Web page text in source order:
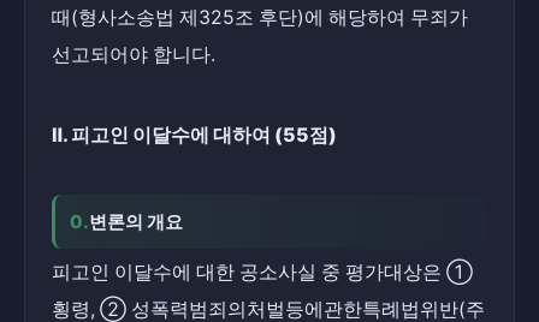
때(형사소송법 제325조 후단)에 해당하여 무죄가
선고되어야 합니다.
Ⅱ. 피고인 이달수에 대하여 (55점)
0.변론의 개요
피고인 이달수에 대한 공소사실 중 평가대상은 ①
횡령, ② 성폭력범죄의처벌등에관한특례법위반(주